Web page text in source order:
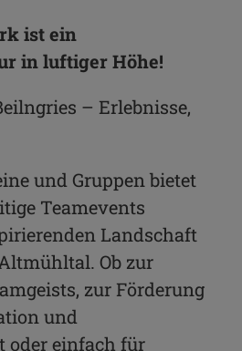
ist ein
in luftiger Höhe!
– Erlebnisse,
und Gruppen bietet
Teamevents
Landschaft
Ob zur
zur Förderung
und
oder einfach für